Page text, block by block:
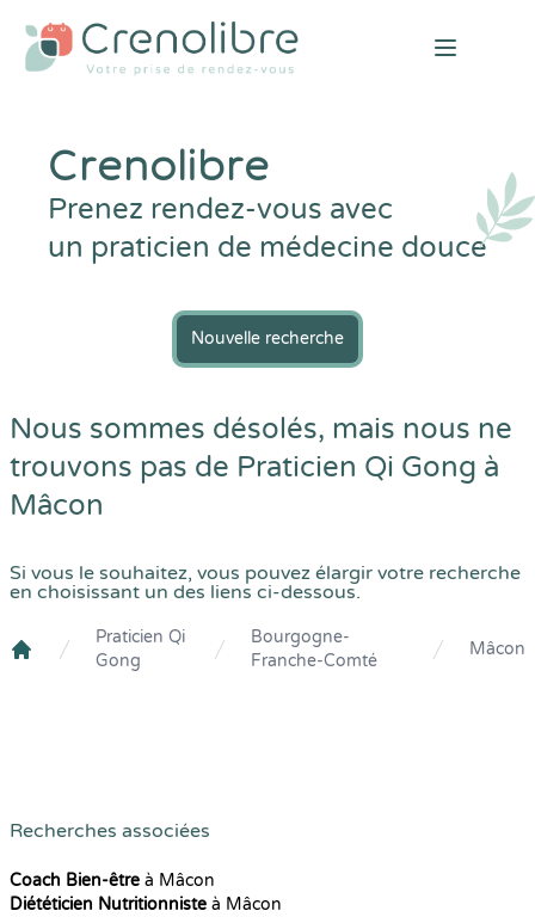
Open
Crenolibre
Prenez rendez-vous avec
un praticien de médecine douce
Nouvelle recherche
Nous sommes désolés, mais nous ne
trouvons pas de Praticien Qi Gong à
Mâcon
Si vous le souhaitez, vous pouvez élargir votre recherche
en choisissant un des liens ci-dessous.
Crenolibre
Praticien Qi
Gong
Bourgogne-
Franche-Comté
Mâcon
Recherches associées
Coach Bien-être à Mâcon
Diététicien Nutritionniste à Mâcon